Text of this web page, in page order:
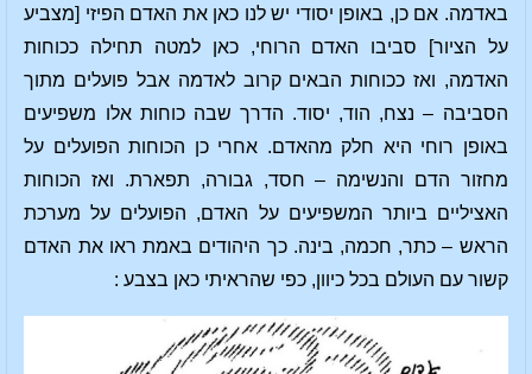
באדמה. אם כן, באופן יסודי יש לנו כאן את האדם הפיזי [מצביע
על הציור] סביבו האדם הרוחי, כאן למטה תחילה ככוחות
האדמה, ואז ככוחות הבאים קרוב לאדמה אבל פועלים מתוך
הסביבה – נצח, הוד, יסוד. הדרך שבה כוחות אלו משפיעים
באופן רוחי היא חלק מהאדם. אחרי כן הכוחות הפועלים על
מחזור הדם והנשימה – חסד, גבורה, תפארת. ואז הכוחות
האציליים ביותר המשפיעים על האדם, הפועלים על מערכת
הראש – כתר, חכמה, בינה. כך היהודים באמת ראו את האדם
קשור עם העולם בכל כיוון, כפי שהראיתי כאן בצבע :